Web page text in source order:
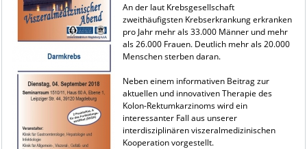
An der laut Krebsgesellschaft
zweithäufigsten Krebserkrankung erkranken
pro Jahr mehr als 33.000 Männer und mehr
als 26.000 Frauen. Deutlich mehr als 20.000
Menschen sterben daran.
Neben einem informativen Beitrag zur
aktuellen und innovativen Therapie des
Kolon-Rektumkarzinoms wird ein
interessanter Fall aus unserer
interdisziplinären viszeralmedizinischen
Kooperation vorgestellt.